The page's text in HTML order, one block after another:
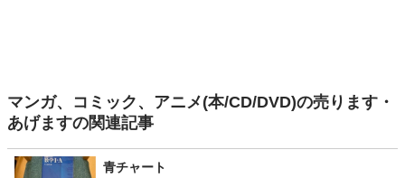
マンガ、コミック、アニメ(本/CD/DVD)の売ります・
あげますの関連記事
青チャート